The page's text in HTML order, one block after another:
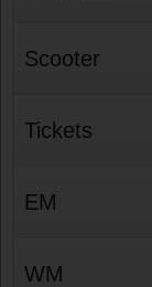
Scooter
Tickets
EM
WM